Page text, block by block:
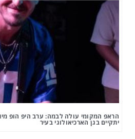
הראפ המקומי עולה לבמה: ערב היפ הופ
יתקיים בגן הארכיאולוגי בעיר